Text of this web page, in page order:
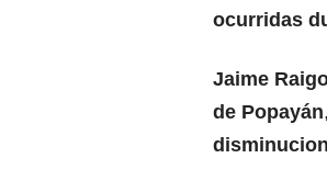
ocurridas
Jaime
de Popayán